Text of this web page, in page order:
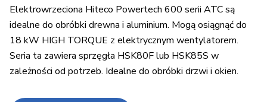
Elektrowrzeciona Hiteco Powertech 600 serii ATC są
idealne do obróbki drewna i aluminium. Mogą osiągnąć do
18 kW HIGH TORQUE z elektrycznym wentylatorem.
Seria ta zawiera sprzęgła HSK80F lub HSK85S w
zależności od potrzeb. Idealne do obróbki drzwi i okien.